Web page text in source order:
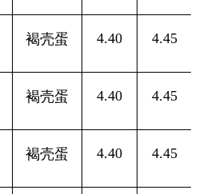
褐壳蛋 4.40 4.45
褐壳蛋 4.40 4.45
褐壳蛋 4.40 4.45